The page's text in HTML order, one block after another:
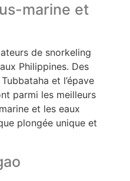
marine et
de snorkeling
Philippines. Des
et l’épave
parmi les meilleurs
et les eaux
plongée unique et